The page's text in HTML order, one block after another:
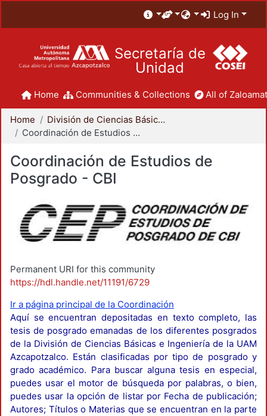
Log In
Secretaría de
Unidad
Home Communities & Collections All of
Home
División de Ciencias Básicas e Ingeniería
Coordinación de Estudios de Posgrado - CBI
Coordinación de Estudios de
Posgrado - CBI
Permanent URI for this community
https://hdl.handle.net/11191/6729
Ir a página principal de la Coordinación
Aquí se encuentran depositadas en texto completo, las
tesis de posgrado emanadas de los diferentes posgrados
de la División de Ciencias Básicas e Ingeniería de la UAM
Azcapotzalco. Están clasificadas por tipo de posgrado y
grado académico. Para buscar alguna tesis en especial,
puedes usar el motor de búsqueda por palabras, o bien,
puedes usar la opción de listar por Fecha de publicación;
Autores; Títulos o Materias que se encuentran en la parte